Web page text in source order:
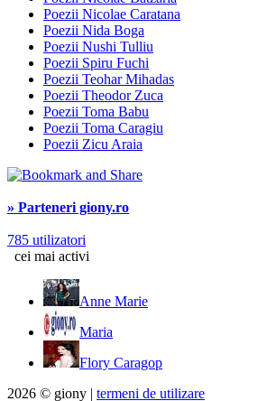
Poezii Nicolae Caratana
Poezii Nida Boga
Poezii Nushi Tulliu
Poezii Spiru Fuchi
Poezii Teohar Mihadas
Poezii Theodor Zuca
Poezii Toma Babu
Poezii Toma Caragiu
Poezii Zicu Araia
» Parteneri giony.ro
785 utilizatori
cei mai activi
Anne Marie
Maria
Flory Caragop
2026 © giony | termeni de utilizare